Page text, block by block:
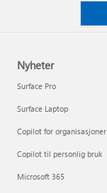
Nyheter
Surface Pro
Surface Laptop
Copilot for organisasjoner
Copilot til personlig bruk
Microsoft 365